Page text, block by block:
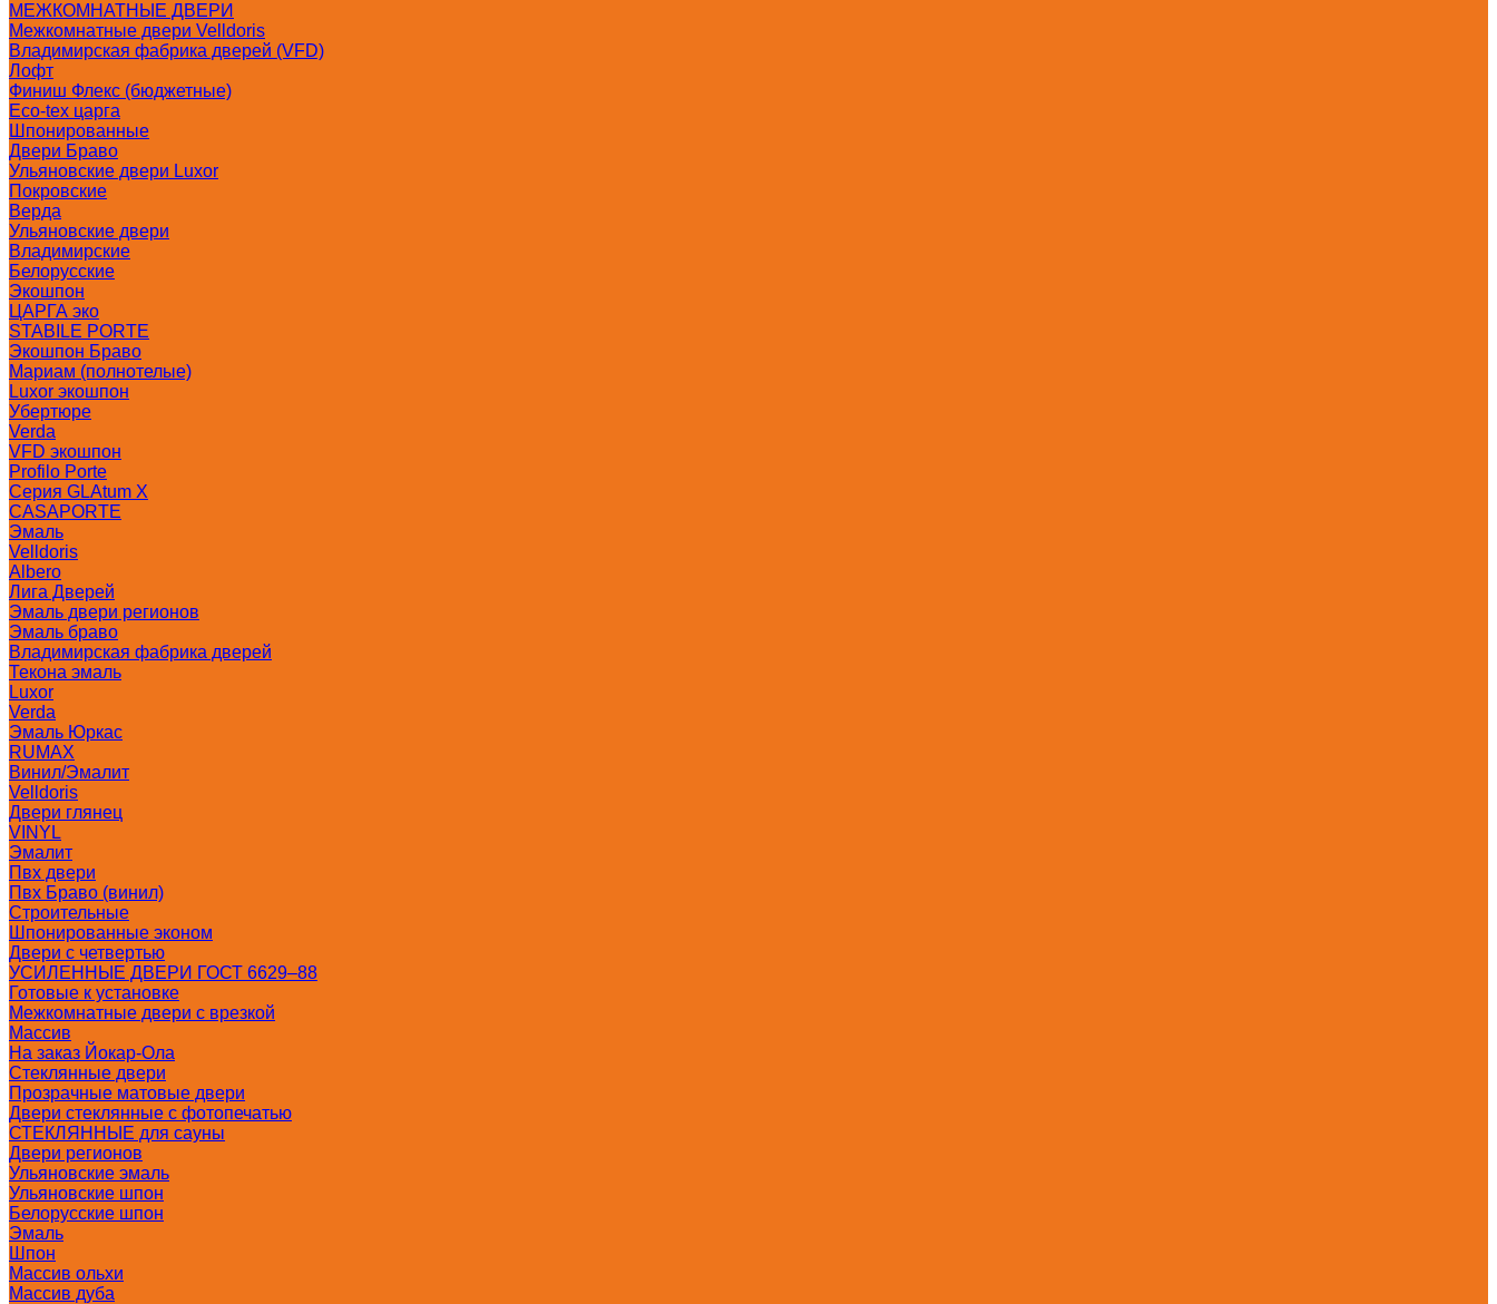
МЕЖКОМНАТНЫЕ ДВЕРИ
Межкомнатные двери Velldoris
Владимирская фабрика дверей (VFD)
Лофт
Финиш Флекс (бюджетные)
Eco-tex царга
Шпонированные
Двери Браво
Ульяновские двери Luxor
Покровские
Верда
Ульяновские двери
Владимирские
Белорусские
Экошпон
ЦАРГА эко
STABILE PORTE
Экошпон Браво
Мариам (полнотелые)
Luxor экошпон
Убертюре
Verda
VFD экошпон
Profilo Porte
Серия GLAtum X
CASAPORTE
Эмаль
Velldoris
Albero
Лига Дверей
Эмаль двери регионов
Эмаль браво
Владимирская фабрика дверей
Текона эмаль
Luxor
Verda
Эмаль Юркас
RUMAX
Винил/Эмалит
Velldoris
Двери глянец
VINYL
Эмалит
Пвх двери
Пвх Браво (винил)
Строительные
Шпонированные эконом
Двери с четвертью
УСИЛЕННЫЕ ДВЕРИ ГОСТ 6629–88
Готовые к установке
Межкомнатные двери с врезкой
Массив
На заказ Йокар-Ола
Стеклянные двери
Прозрачные матовые двери
Двери стеклянные с фотопечатью
СТЕКЛЯННЫЕ для сауны
Двери регионов
Ульяновские эмаль
Ульяновские шпон
Белорусские шпон
Эмаль
Шпон
Массив ольхи
Массив дуба